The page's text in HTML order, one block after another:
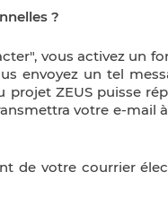
?
vous activez un
envoyez un tel
ZEUS puisse
votre e-mail
de votre courrier